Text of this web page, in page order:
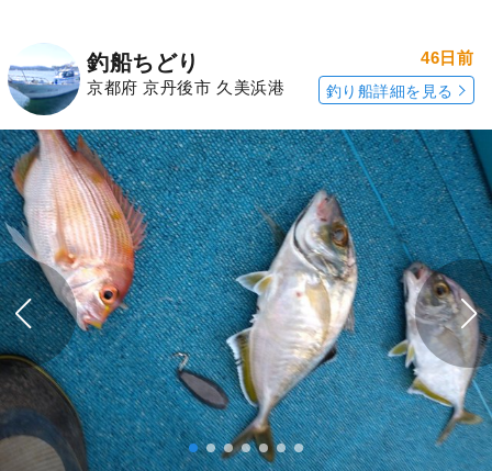
釣船ちどり
京都府 京丹後市 久美浜港
46日前
釣り船詳細を見る